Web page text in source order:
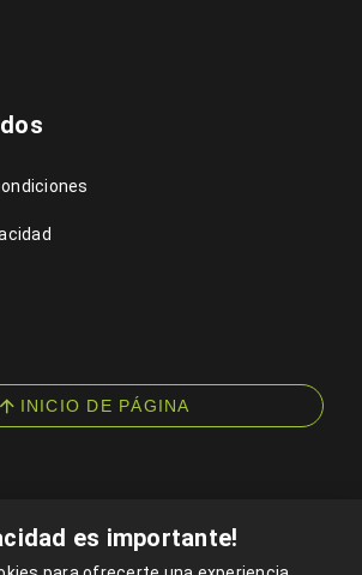
es importante!
INICIO DE PÁGINA